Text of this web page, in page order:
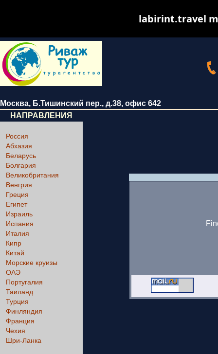
Москва, Б.Тишинский пер., д.38, офис 642
НАПРАВЛЕНИЯ
Россия
Абхазия
Беларусь
Болгария
Великобритания
Венгрия
Греция
Египет
Израиль
Испания
Италия
Кипр
Китай
Морские круизы
ОАЭ
Португалия
Таиланд
Турция
Финляндия
Франция
Чехия
Шри-Ланка
labirint.travel